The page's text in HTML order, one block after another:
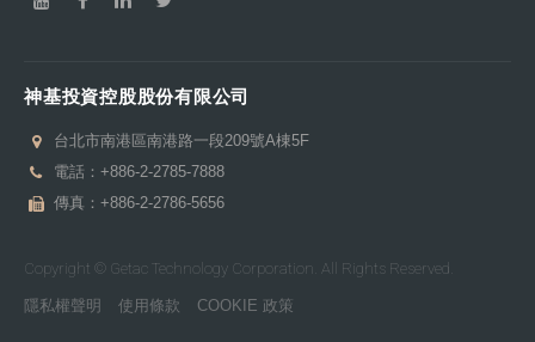
神基投資控股股份有限公司
台北市南港區南港路一段209號A棟5F
電話： +886-2-2785-7888
傳真：+886-2-2786-5656
Copyright © Getac Technology Corporation. All Rights Reserved.
隱私權聲明 使用條款 COOKIE 政策